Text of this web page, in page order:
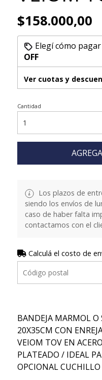
$158.000,00
Elegí cómo
OFF
Ver cuotas y
Cantidad
Los plazos de
siendo los envíos de
caso de haber falta
contactamos con el
Calculá el costo de
BANDEJA MARMOL
20X35CM CON
VEIOM TOV EN
PLATEADO / IDEAL
OPCIONAL